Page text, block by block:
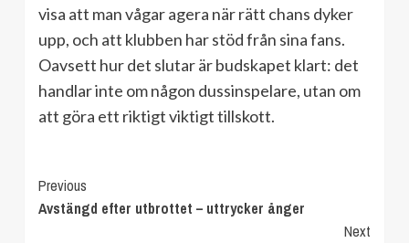
visa att man vågar agera när rätt chans dyker
upp, och att klubben har stöd från sina fans.
Oavsett hur det slutar är budskapet klart: det
handlar inte om någon dussinspelare, utan om
att göra ett riktigt viktigt tillskott.
Continue
Reading
Previous
Avstängd efter utbrottet – uttrycker ånger
Next